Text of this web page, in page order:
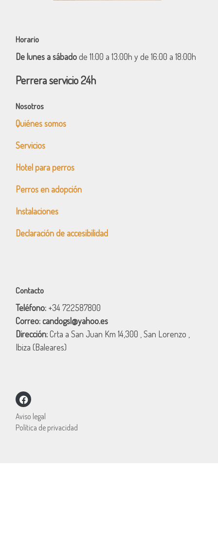
Horario
De lunes a sábadode 11:00 a 13:00h y de 16:00 a 18:00h
Perrera servicio 24h
Nosotros
Quiénes somos
Servicios
Hotel para perros
Perros en adopción
Instalaciones
Declaración de accesibilidad
Contacto
Teléfono: +34 722587800
Correo:candogsl@yahoo.es
Dirección:Crta a San Juan Km 14,300 , San Lorenzo ,
Ibiza (Baleares)
Aviso legal
Política de privacidad